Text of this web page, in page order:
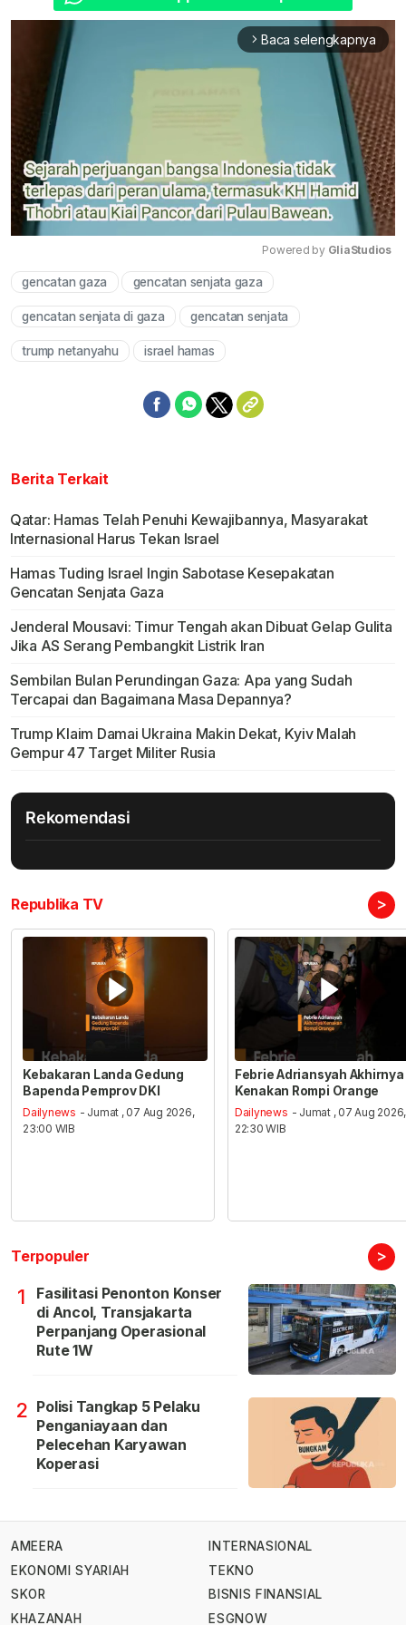
arrow_forward_ios Baca selengkapnya
Powered by GliaStudios
gencatan gaza gencatan senjata gaza
gencatan senjata di gaza gencatan senjata
trump netanyahu israel hamas
Berita Terkait
Qatar: Hamas Telah Penuhi Kewajibannya, Masyarakat
Internasional Harus Tekan Israel
Hamas Tuding Israel Ingin Sabotase Kesepakatan
Gencatan Senjata Gaza
Jenderal Mousavi: Timur Tengah akan Dibuat Gelap Gulita
Jika AS Serang Pembangkit Listrik Iran
Sembilan Bulan Perundingan Gaza: Apa yang Sudah
Tercapai dan Bagaimana Masa Depannya?
Trump Klaim Damai Ukraina Makin Dekat, Kyiv Malah
Gempur 47 Target Militer Rusia
Rekomendasi
Republika TV >
Kebakaran Landa Gedung
Bapenda Pemprov DKI
Dailynews - Jumat , 07 Aug 2026,
23:00 WIB
Febrie Adriansyah Akhirnya
Kenakan Rompi Orange
Dailynews - Jumat , 07 Aug 2026,
22:30 WIB
Terpopuler >
1
Fasilitasi Penonton Konser
di Ancol, Transjakarta
Perpanjang Operasional
Rute 1W
2 Polisi Tangkap 5 Pelaku
Penganiayaan dan
Pelecehan Karyawan
Koperasi
AMEERA
EKONOMI SYARIAH
SKOR
KHAZANAH
INTERNASIONAL
TEKNO
BISNIS FINANSIAL
ESGNOW